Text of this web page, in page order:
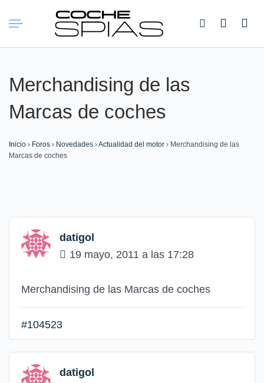
Buscar:
Merchandising de las
Marcas de coches
Inicio › Foros › Novedades ›Actualidad del motor › Merchandising de las
Marcas de coches
datigol
19 mayo, 2011 a las 17:28
Merchandising de las Marcas de coches
#104523
datigol